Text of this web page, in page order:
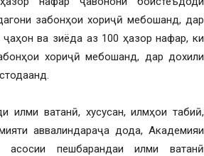
забонҳои хориҷӣ мебошанд, дар
ва зиёда аз 100 ҳазор нафар, ки
хориҷӣ мебошанд, дар дохили
илми ватанӣ, хусусан, илмҳои табиӣ,
аввалиндараҷа дода, Академияи
пешбарандаи илми ватанӣ